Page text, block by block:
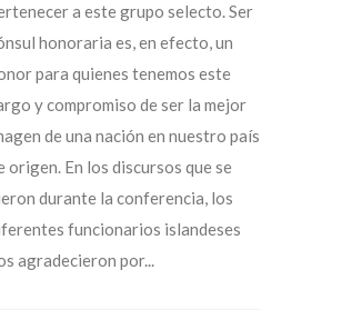
a este grupo selecto. Ser
honoraria es, en efecto, un
para quienes tenemos este
y compromiso de ser la mejor
de una nación en nuestro país
origen. En los discursos que se
durante la conferencia, los
funcionarios islandeses
agradecieron por...